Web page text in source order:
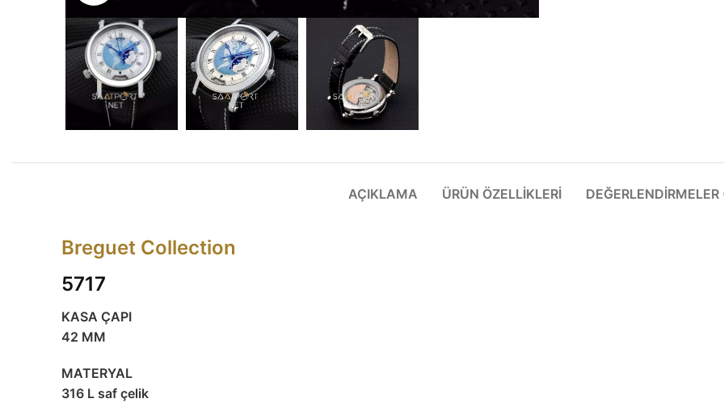
AÇIKLAMA ÜRÜN ÖZELLIKLERI DEĞERLENDIRMELER
Breguet Collection
5717
KASA ÇAPI
42 MM
MATERYAL
316 L saf çelik